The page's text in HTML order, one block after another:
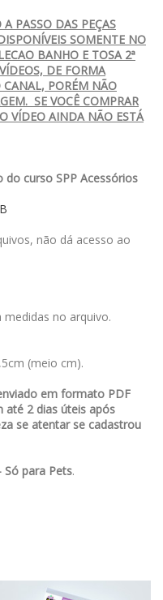
PASSO DAS PEÇAS
SOMENTE NO
BANHO E TOSA 2ª
DE FORMA
CANAL, PORÉM NÃO
SE VOCÊ COMPRAR
VÍDEO AINDA NÃO ESTÁ
curso SPP Acessórios
não dá acesso ao
no arquivo.
(meio cm).
em formato PDF
até 2 dias úteis após
se atentar se cadastrou
Só para Pets.